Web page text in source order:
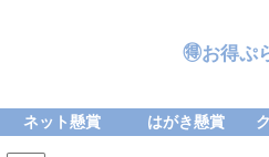
🉐お得ぷ
ネット懸賞 はがき懸賞